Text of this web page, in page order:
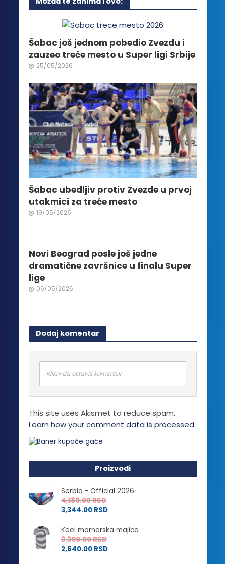
varijanti.
Opcije
mogu
biti
izabrane
na
proizvoda.
Šabac još jednom pobedio Zvezdu i
zauzeo treće mesto u Super ligi Srbije
25/05/2026
Šabac ubedljiv protiv Zvezde u prvoj
utakmici za treće mesto
19/05/2026
Novi Beograd posle još jedne
dramatične završnice u finalu Super
lige
06/05/2026
Dodaj komentar
Klikni da ostaviš komentar
This site uses Akismet to reduce spam.
Learn how your comment data is processed.
Proizvodi
Serbia - Official 2026
4,180.00RSD
3,344.00 RSD
Keel mornarska majica
3,300.00RSD
2,640.00 RSD